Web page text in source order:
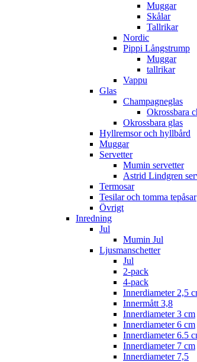
Muggar
Skålar
Tallrikar
Nordic
Pippi Långstrump
Muggar
tallrikar
Vappu
Glas
Champagneglas
Okrossbara
Okrossbara glas
Hyllremsor och hyllbård
Muggar
Servetter
Mumin servetter
Astrid Lindgren
Termosar
Tesilar och tomma tepåsar
Övrigt
Inredning
Jul
Mumin Jul
Ljusmanschetter
Jul
2-pack
4-pack
Innerdiameter 2,5
Innermått 3,8
Innerdiameter 3 cm
Innerdiameter 6 cm
Innerdiameter 6.5
Innerdiameter 7 cm
Innerdiameter 7,5